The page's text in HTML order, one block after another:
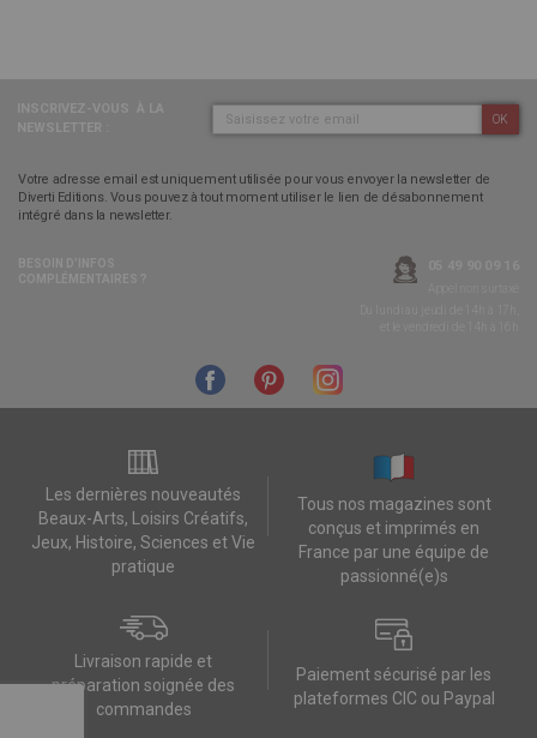
OK
Votre adresse email est uniquement utilisée pour vous envoyer la newsletter de
Diverti Editions. Vous pouvez à tout moment utiliser le lien de désabonnement
intégré dans la newsletter.
Les dernières nouveautés
Beaux-Arts, Loisirs Créatifs,
Jeux, Histoire, Sciences et Vie
pratique
Tous nos magazines sont
conçus et imprimés en
France par une équipe de
passionné(e)s
Livraison rapide et
préparation soignée des
commandes
Paiement sécurisé par les
plateformes CIC ou Paypal